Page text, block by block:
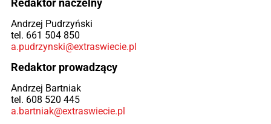
Andrzej Pudrzyński
tel. 661 504 850
a.pudrzynski@extraswiecie.pl
Redaktor prowadzący
Andrzej Bartniak
tel. 608 520 445
a.bartniak@extraswiecie.pl